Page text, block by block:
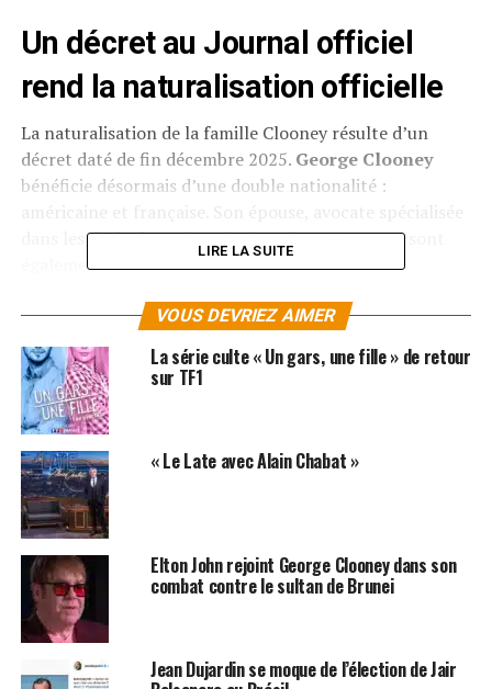
Un décret au Journal officiel
rend la naturalisation officielle
La naturalisation de la famille Clooney résulte d’un
décret daté de fin décembre 2025. George Clooney
bénéficie désormais d’une double nationalité :
dans les droits humains, ainsi que leurs jumeaux, sont
également concernés.
Cette décision confirme un attachement durable du
depuis plusieurs mois.
Pourquoi George Clooney a
choisi la France
Installée dans le Var, la famille Clooney privilégie la
tranquillité et la qualité de vie. Le couple avait déjà
expliqué vouloir élever ses enfants loin de la pression
hollywoodienne, tout en continuant à travailler à
l’international.
La résidence de longue durée, l’intégration culturelle et
LIRE LA SUITE
VOUS DEVRIEZ AIMER
La série culte « Un gars, une fille » de retour
sur TF1
« Le Late avec Alain Chabat »
Elton John rejoint George Clooney dans son
combat contre le sultan de Brunei
Jean Dujardin se moque de l’élection de Jair